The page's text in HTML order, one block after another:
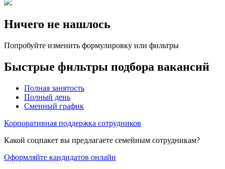
Ничего не нашлось
Попробуйте изменить формулировку или фильтры
Быстрые фильтры подбора вакансий
Полная занятость
Полный день
Сменный график
Корпоративная поддержка сотрудников
Какой соцпакет вы предлагаете семейным сотрудникам?
Оформляйте кандидатов онлайн